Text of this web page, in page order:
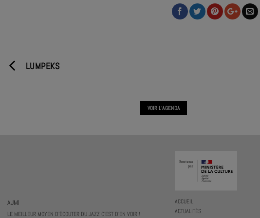
LUMPEKS
VOIR L'AGENDA
AJMI
LE MEILLEUR MOYEN D'ÉCOUTER DU JAZZ C'EST D'EN VOIR !
ACCUEIL
ACTUALITÉS